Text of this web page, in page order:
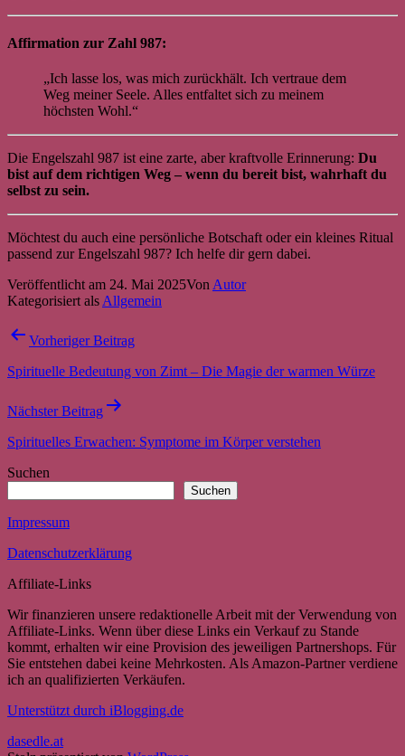
Affirmation zur Zahl 987:
„Ich lasse los, was mich zurückhält. Ich vertraue dem
Weg meiner Seele. Alles entfaltet sich zu meinem
höchsten Wohl.“
Die Engelszahl 987 ist eine zarte, aber kraftvolle Erinnerung: Du
bist auf dem richtigen Weg – wenn du bereit bist, wahrhaft du
selbst zu sein.
Möchtest du auch eine persönliche Botschaft oder ein kleines Ritual
passend zur Engelszahl 987? Ich helfe dir gern dabei.
Veröffentlicht am 24. Mai 2025Von Autor
Kategorisiert als Allgemein
Beitragsnavigation
Vorheriger Beitrag
Spirituelle Bedeutung von Zimt – Die Magie der warmen Würze
Nächster Beitrag
Spirituelles Erwachen: Symptome im Körper verstehen
Suchen
Suchen
Impressum
Datenschutzerklärung
Affiliate-Links
Wir finanzieren unsere redaktionelle Arbeit mit der Verwendung von
Affiliate-Links. Wenn über diese Links ein Verkauf zu Stande
kommt, erhalten wir eine Provision des jeweiligen Partnershops. Für
Sie entstehen dabei keine Mehrkosten. Als Amazon-Partner verdiene
ich an qualifizierten Verkäufen.
Unterstützt durch iBlogging.de
dasedle.at